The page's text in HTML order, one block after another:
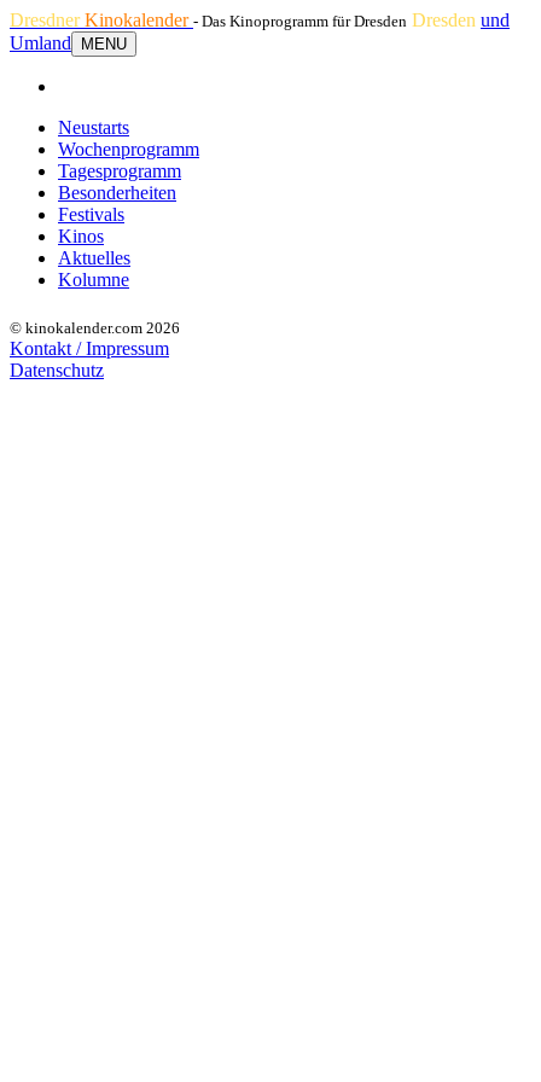
DresdnerKinokalender - Das Kinoprogramm für Dresden Dresden und
Umland
MENU
Neustarts
Wochenprogramm
Tagesprogramm
Besonderheiten
Festivals
Kinos
Aktuelles
Kolumne
© kinokalender.com 2026
Kontakt / Impressum
Datenschutz